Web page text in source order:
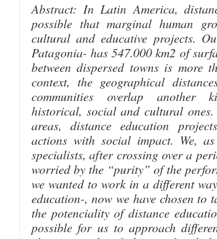
Abstract:In Latin America,
possible that marginal human
cultural and educative projects.
Patagonia- has 547.000 km2 of
between dispersed towns is more
context, the geographical
communities overlap another
historical, social and cultural ones.
areas, distance education
actions with social impact. We,
specialists, after crossing over a
worried by the “purity” of the
we wanted to work in a different
education-, now we have chosen to
the potenciality of distance
possible for us to approach